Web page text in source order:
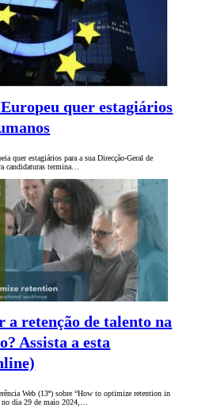
quer estagiários
quer estagiários para a sua Direcção-Geral de
candidaturas termina…
retenção de talento na
Assista a esta
Web (13ª) sobre “How to optimize retention in
no dia 29 de maio 2024,…